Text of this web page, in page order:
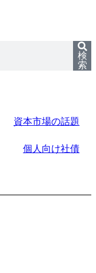
検
索
資本市場の話題
個人向け社債